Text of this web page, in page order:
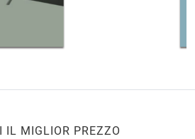
IL MIGLIOR PREZZO